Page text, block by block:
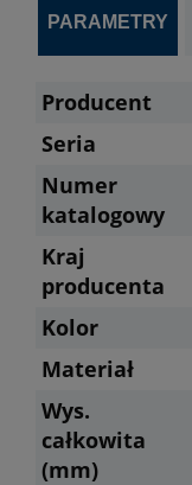
PARAMETRY
Producent
Seria
Numer
katalogowy
Kraj
producenta
Kolor
Materiał
Wys.
całkowita
(mm)